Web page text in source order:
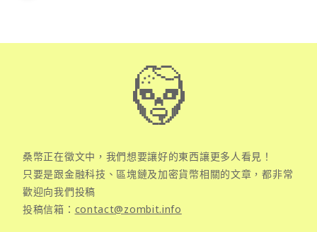
桑幣正在徵文中，我們想要讓好的東西讓更多人看見！
只要是跟金融科技、區塊鏈及加密貨幣相關的文章，都非常
歡迎向我們投稿
投稿信箱： contact@zombit.info